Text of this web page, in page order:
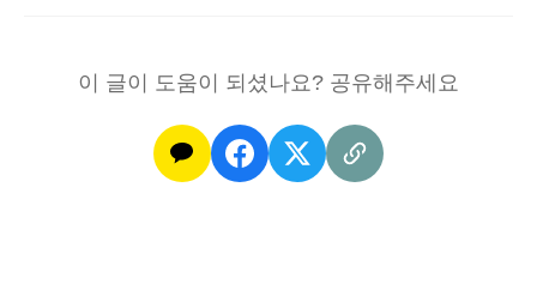
이 글이 도움이 되셨나요? 공유해주세요